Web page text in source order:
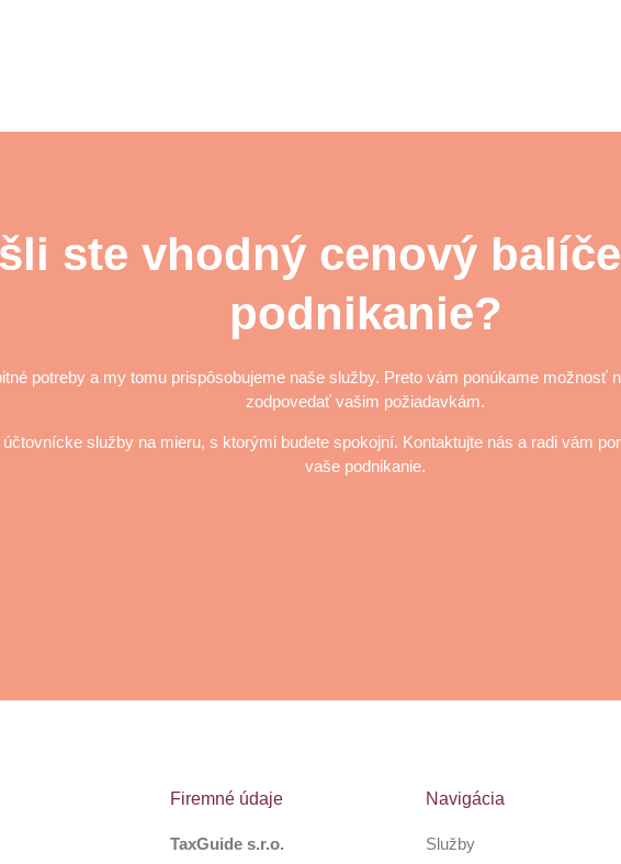
ste vhodný cenový
podnikanie?
potreby a my tomu prispôsobujeme naše služby. Preto vám ponúkame možnosť
zodpovedať vašim požiadavkám.
služby na mieru, s ktorými budete spokojní. Kontaktujte nás a radi vám
vaše podnikanie.
Firemné údaje
TaxGuide s.r.o.
Navigácia
Služby